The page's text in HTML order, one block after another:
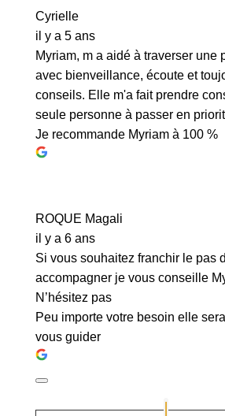
Cyrielle
il y a 5 ans
Myriam, m a aidé à traverser une
avec bienveillance, écoute et
conseils. Elle m'a fait prendre
seule personne à passer en
Je recommande Myriam à 100 %
ROQUE Magali
il y a 6 ans
Si vous souhaitez franchir le pas
accompagner je vous conseille
N’hésitez pas
Peu importe votre besoin elle
vous guider